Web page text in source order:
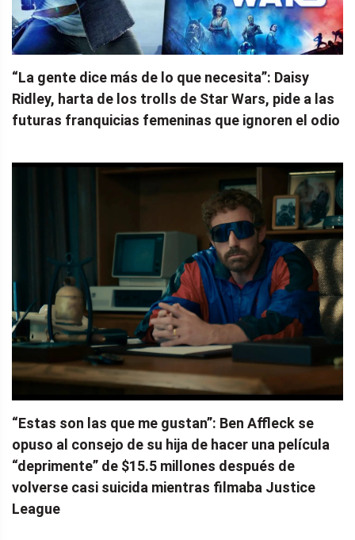
“La gente dice más de lo que necesita”: Daisy
Ridley, harta de los trolls de Star Wars, pide a las
futuras franquicias femeninas que ignoren el odio
“Estas son las que me gustan”: Ben Affleck se
opuso al consejo de su hija de hacer una película
“deprimente” de $15.5 millones después de
volverse casi suicida mientras filmaba Justice
League